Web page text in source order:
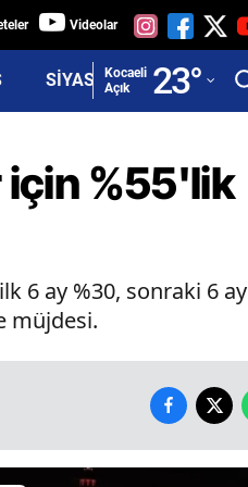
Videolar
SİYASETKocaeli
Açık
23°
Adana
Adıyaman
Ağrı
Ankara
Aydın
Balıkesir
için %55'lik
6 ay %30, sonraki 6 ay
müjdesi.